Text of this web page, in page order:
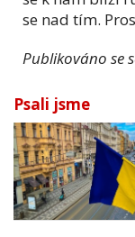
se nad tím.
Publikováno se
Psali jsme